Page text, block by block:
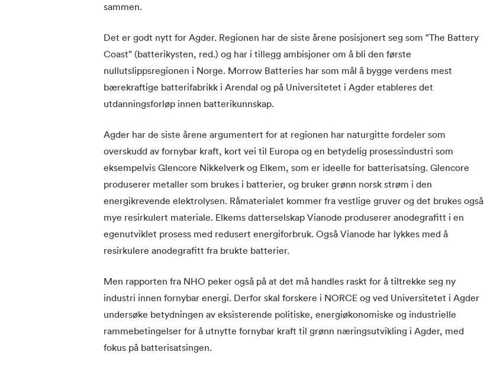
sammen.
Det er godt nytt for Agder. Regionen har de siste årene posisjonert seg som "The Battery
Coast" (batterikysten, red.) og har i tillegg ambisjoner om å bli den første
nullutslippsregionen i Norge. Morrow Batteries har som mål å bygge verdens mest
bærekraftige batterifabrikk i Arendal og på Universitetet i Agder etableres det
utdanningsforløp innen batterikunnskap.
Agder har de siste årene argumentert for at regionen har naturgitte fordeler som
overskudd av fornybar kraft, kort vei til Europa og en betydelig prosessindustri som
eksempelvis Glencore Nikkelverk og Elkem, som er ideelle for batterisatsing. Glencore
produserer metaller som brukes i batterier, og bruker grønn norsk strøm i den
energikrevende elektrolysen. Råmaterialet kommer fra vestlige gruver og det brukes også
mye resirkulert materiale. Elkems datterselskap Vianode produserer anodegrafitt i en
egenutviklet prosess med redusert energiforbruk. Også Vianode har lykkes med å
resirkulere anodegrafitt fra brukte batterier.
Men rapporten fra NHO peker også på at det må handles raskt for å tiltrekke seg ny
industri innen fornybar energi. Derfor skal forskere i NORCE og ved Universitetet i Agder
undersøke betydningen av eksisterende politiske, energiøkonomiske og industrielle
rammebetingelser for å utnytte fornybar kraft til grønn næringsutvikling i Agder, med
fokus på batterisatsingen.